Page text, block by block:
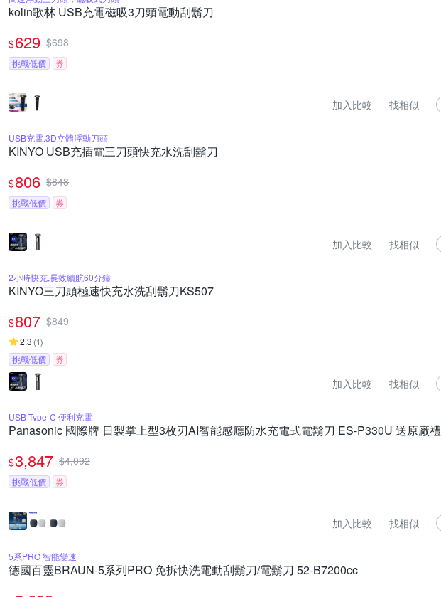
kolin歌林 USB充電磁吸3刀頭電動刮鬍刀
$629 $698
挑戰低價 券
加入比較 找相似
USB充電,3D立體浮動刀頭
KINYO USB充插電三刀頭快充水洗刮鬍刀
$806 $848
挑戰低價 券
加入比較 找相似
2小時快充,長效續航60分鐘
KINYO三刀頭極速快充水洗刮鬍刀KS507
$807 $849
2.3 (1)
挑戰低價 券
加入比較 找相似
USB Type-C 便利充電
Panasonic 國際牌 日製掌上型3枚刃AI智能感應防水充電式電鬍刀 ES-P330U 送原廠禮
$3,847 $4,092
挑戰低價 券
加入比較 找相似
5系PRO 智能變速
德國百靈BRAUN-5系列PRO 免拆快洗電動刮鬍刀/電鬍刀 52-B7200cc